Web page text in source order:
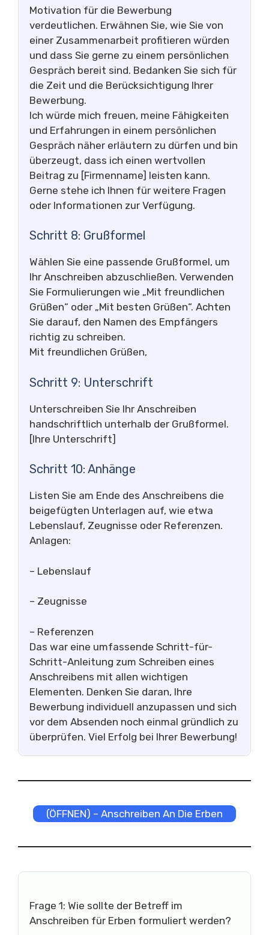
Motivation für die Bewerbung
verdeutlichen. Erwähnen Sie, wie Sie von
einer Zusammenarbeit profitieren würden
und dass Sie gerne zu einem persönlichen
Gespräch bereit sind. Bedanken Sie sich für
die Zeit und die Berücksichtigung Ihrer
Bewerbung.
Ich würde mich freuen, meine Fähigkeiten
und Erfahrungen in einem persönlichen
Gespräch näher erläutern zu dürfen und bin
überzeugt, dass ich einen wertvollen
Beitrag zu [Firmenname] leisten kann.
Gerne stehe ich Ihnen für weitere Fragen
oder Informationen zur Verfügung.
Schritt 8: Grußformel
Wählen Sie eine passende Grußformel, um
Ihr Anschreiben abzuschließen. Verwenden
Sie Formulierungen wie „Mit freundlichen
Grüßen“ oder „Mit besten Grüßen“. Achten
Sie darauf, den Namen des Empfängers
richtig zu schreiben.
Mit freundlichen Grüßen,
Schritt 9: Unterschrift
Unterschreiben Sie Ihr Anschreiben
handschriftlich unterhalb der Grußformel.
[Ihre Unterschrift]
Schritt 10: Anhänge
Listen Sie am Ende des Anschreibens die
beigefügten Unterlagen auf, wie etwa
Lebenslauf, Zeugnisse oder Referenzen.
Anlagen:
– Lebenslauf
– Zeugnisse
– Referenzen
Das war eine umfassende Schritt-für-
Schritt-Anleitung zum Schreiben eines
Anschreibens mit allen wichtigen
Elementen. Denken Sie daran, Ihre
Bewerbung individuell anzupassen und sich
vor dem Absenden noch einmal gründlich zu
überprüfen. Viel Erfolg bei Ihrer Bewerbung!
(ÖFFNEN) – Anschreiben An Die Erben
Frage 1: Wie sollte der Betreff im
Anschreiben für Erben formuliert werden?